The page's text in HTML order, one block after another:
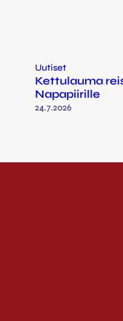
Uutiset
Kettulauma
Napapiirille
24.7.2026